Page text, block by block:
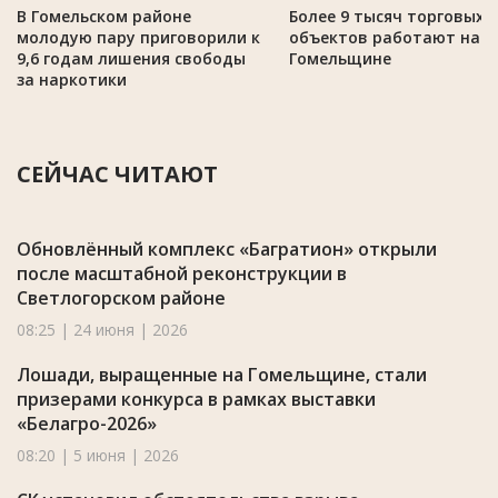
В Гомельском районе
молодую пару приговорили к
9,6 годам лишения свободы
за наркотики
Более 9 тысяч торговых
объектов работают на
Гомельщине
СЕЙЧАС ЧИТАЮТ
Обновлённый комплекс «Багратион» открыли
после масштабной реконструкции в
Светлогорском районе
08:25 | 24 июня | 2026
Лошади, выращенные на Гомельщине, стали
призерами конкурса в рамках выставки
«Белагро-2026»
08:20 | 5 июня | 2026